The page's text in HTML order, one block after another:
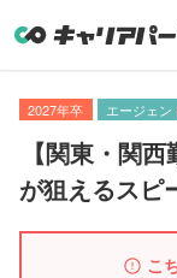
2027年卒 エージェン
【関東・関西
が狙えるスピ
こ